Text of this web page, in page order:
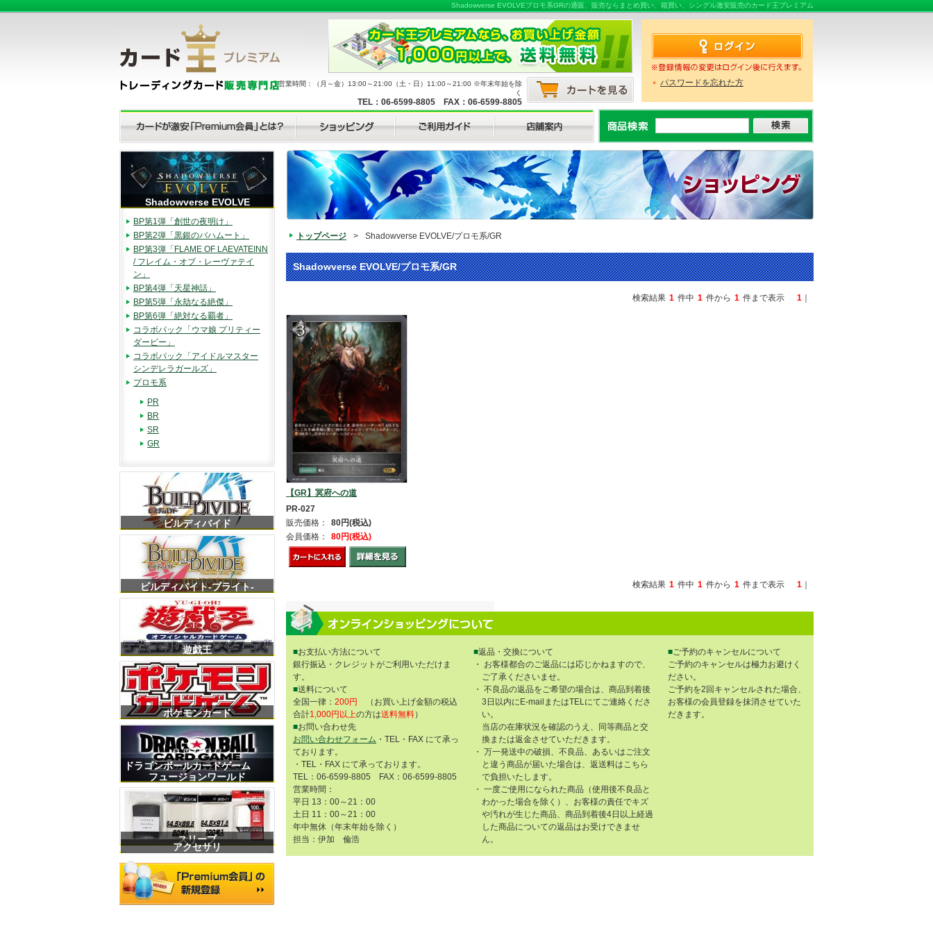
Shadowverse EVOLVEプロモ系GRの通販、販売ならまとめ買い、箱買い、シングル激安販売のカード王プレミアム
営業時間：（月～金）13:00～21:00（土・日）11:00～21:00 ※年末年始を除
く
TEL：06-6599-8805 FAX：06-6599-8805
パスワードを忘れた方
トップページ > Shadowverse EVOLVE/プロモ系/GR
Shadowverse EVOLVE/プロモ系/GR
検索結果 1 件中 1 件から 1 件まで表示 1
【GR】冥府への道
PR-027
販売価格：
80円(税込)
会員価格：
80円(税込)
検索結果 1 件中 1 件から 1 件まで表示 1
■お支払い方法について
銀行振込・クレジットがご利用いただけま
す。
■送料について
全国一律： 200円
（お買い上げ金額の税込
合計1,000円以上の方は送料無料）
■お問い合わせ先
お問い合わせフォーム ・TEL・FAX にて承っ
ております。
・TEL・FAX にて承っております。
TEL：06-6599-8805 FAX：06-6599-8805
営業時間：
平日 13：00～21：00
土日 11：00～21：00
年中無休（年末年始を除く）
担当：伊加 倫浩
■返品・交換について
・ お客様都合のご返品には応じかねますので、
ご了承くださいませ。
・ 不良品の返品をご希望の場合は、商品到着後
3日以内にE-mailまたはTELにてご連絡くださ
い。
当店の在庫状況を確認のうえ、同等商品と交
換または返金させていただきます。
・ 万一発送中の破損、不良品、あるいはご注文
と違う商品が届いた場合は、返送料はこちら
で負担いたします。
・ 一度ご使用になられた商品（使用後不良品と
わかった場合を除く）、お客様の責任でキズ
や汚れが生じた商品、商品到着後4日以上経過
した商品についての返品はお受けできませ
ん。
■ご予約のキャンセルについて
ご予約のキャンセルは極力お避けく
ださい。
ご予約を2回キャンセルされた場合、
お客様の会員登録を抹消させていた
だきます。
Shadowverse EVOLVE
BP第1弾「創世の夜明け」
BP第2弾「黒銀のバハムート」
BP第3弾「FLAME OF LAEVATEINN
/ フレイム・オブ・レーヴァテイ
ン」
BP第4弾「天星神話」
BP第5弾「永劫なる絶傑」
BP第6弾「絶対なる覇者」
コラボパック「ウマ娘 プリティー
ダービー」
コラボパック「アイドルマスター
シンデレラガールズ」
プロモ系
PR
BR
SR
GR
ビルディバイド
ビルディバイト-ブライト-
遊戯王
ポケモンカード
ドラゴンボールカードゲーム
フュージョンワールド
スリーブ
アクセサリ